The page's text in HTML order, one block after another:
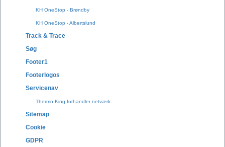
KH OneStop - Brøndby
KH OneStop - Albertslund
Track & Trace
Søg
Footer1
Footerlogos
Servicenav
Thermo King forhandler netværk
Sitemap
Cookie
GDPR